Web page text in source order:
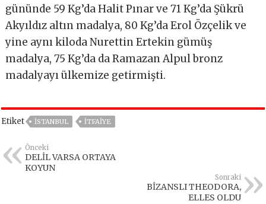
gününde 59 Kg’da Halit Pınar ve 71 Kg’da Şükrü
Akyıldız altın madalya, 80 Kg’da Erol Özçelik ve
yine aynı kiloda Nurettin Ertekin gümüş
madalya, 75 Kg’da da Ramazan Alpul bronz
madalyayı ülkemize getirmişti.
Etiket İSTANBUL ITFAIYE
Önceki
DELİL VARSA ORTAYA
KOYUN
Sonraki
BİZANSLI THEODORA,
ELLES OLDU